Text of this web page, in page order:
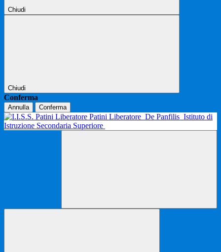
Chiudi
Chiudi
Conferma
Annulla Conferma
Patini Liberatore De Panfilis Istituto di
Istruzione Secondaria Superiore